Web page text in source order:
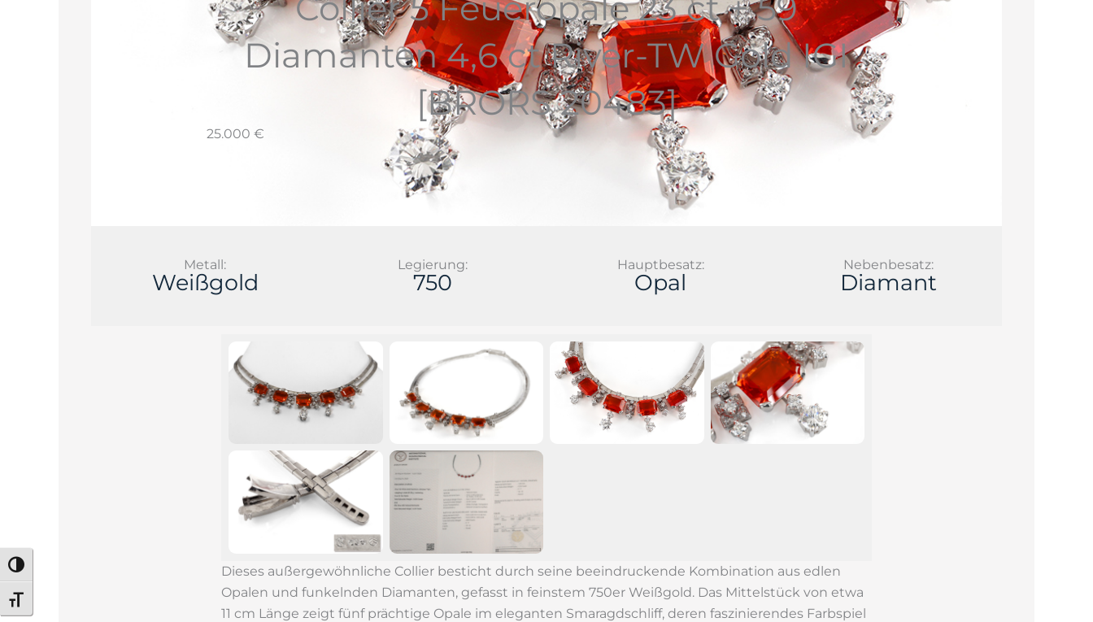
Umschalten auf hohe Kontraste
Schrift vergrößern
Diamanten 4,6 ct River-TW Gold IGI
[BRORS 20483]
25.000 €
Metall:
Weißgold
Legierung:
750
Hauptbesatz:
Opal
Nebenbesatz:
Diamant
Dieses außergewöhnliche Collier besticht durch seine beeindruckende Kombination aus edlen
Opalen und funkelnden Diamanten, gefasst in feinstem 750er Weißgold. Das Mittelstück von etwa
11 cm Länge zeigt fünf prächtige Opale im eleganten Smaragdschliff, deren faszinierendes Farbspiel